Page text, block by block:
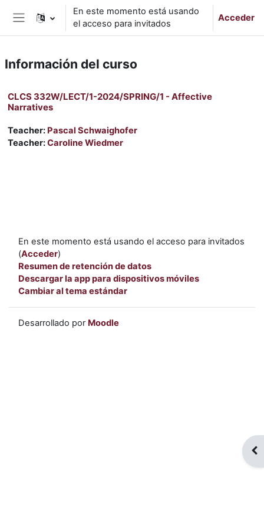
Salta al contenido principal
Panel lateral
En este momento está usando
el acceso para invitados
Acceder
Información del curso
CLCS 332W/LECT/1-2024/SPRING/1 - Affective
Narratives
Teacher: Pascal Schwaighofer
Teacher:Caroline Wiedmer
En este momento está usando el acceso para invitados
(Acceder)
Resumen de retención de datos
Descargar la app para dispositivos móviles
Cambiar al tema estándar
Desarrollado por Moodle